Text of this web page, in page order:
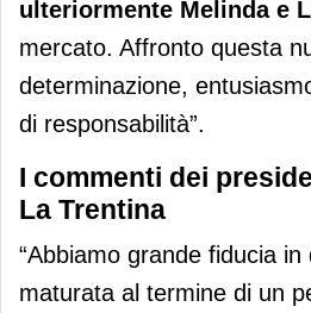
ulteriormente Melinda e
mercato. Affronto questa
determinazione,
di responsabilità”.
I commenti dei
La Trentina
“Abbiamo grande fiducia in
maturata al termine di un